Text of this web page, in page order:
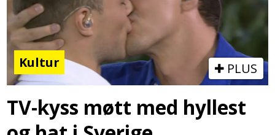
Kultur PLUS
TV-kyss møtt med hyllest